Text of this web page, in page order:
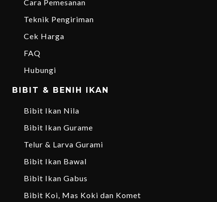
Cara Pemesanan
Teknik Pengiriman
Cek Harga
FAQ
Hubungi
BIBIT & BENIH IKAN
Bibit Ikan Nila
Bibit Ikan Gurame
Telur & Larva Gurami
Bibit Ikan Bawal
Bibit Ikan Gabus
Bibit Koi, Mas Koki dan Komet